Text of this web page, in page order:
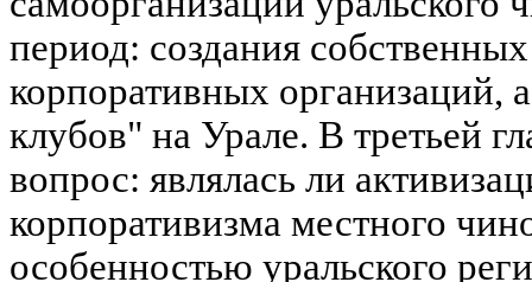
период: создания
корпоративных организаций,
клубов" на Урале. В третьей
вопрос: являлась ли
корпоративизма местного
особенностью уральского